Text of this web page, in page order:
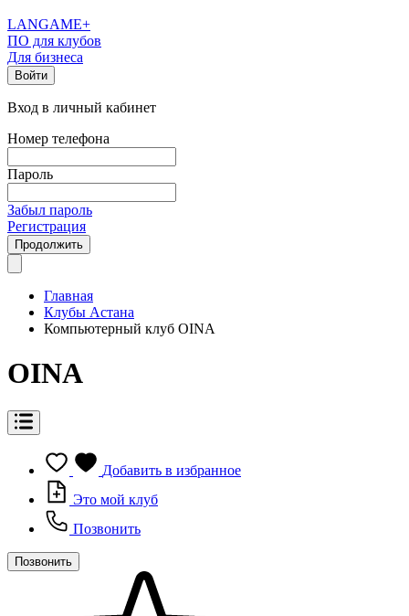
LANGAME+
ПО для клубов
Для бизнеса
Войти
Вход в личный кабинет
Номер телефона
Пароль
Забыл пароль
Регистрация
Продолжить
Главная
Клубы Астана
Компьютерный клуб OINA
OINA
Добавить в избранное
Это мой клуб
Позвонить
Позвонить